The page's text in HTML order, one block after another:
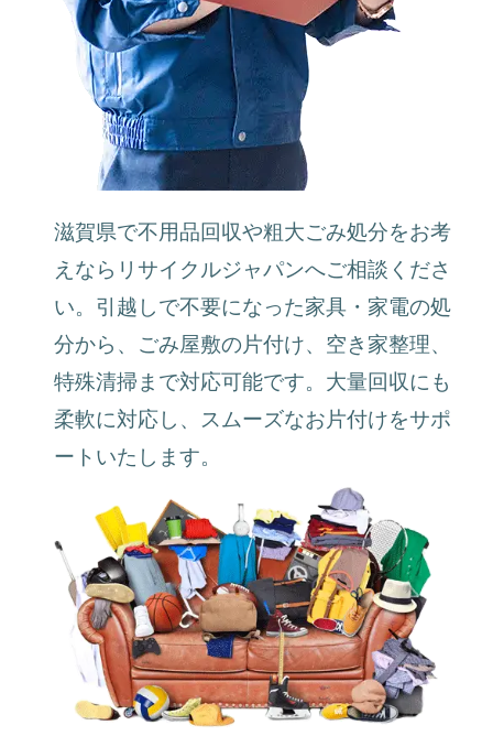
滋賀県で不用品回収や粗大ごみ処分をお考
えならリサイクルジャパンへご相談くださ
い。引越しで不要になった家具・家電の処
分から、ごみ屋敷の片付け、空き家整理、
特殊清掃まで対応可能です。大量回収にも
柔軟に対応し、スムーズなお片付けをサポ
ートいたします。